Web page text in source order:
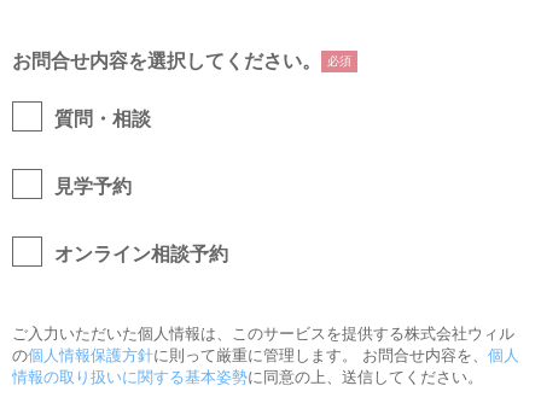
お問合せ内容を選択してください。 必須
質問・相談
見学予約
オンライン相談予約
ご入力いただいた個人情報は、このサービスを提供する株式会社ウィル
の個人情報保護方針に則って厳重に管理します。 お問合せ内容を、 個人
情報の取り扱いに関する基本姿勢に同意の上、送信してください。